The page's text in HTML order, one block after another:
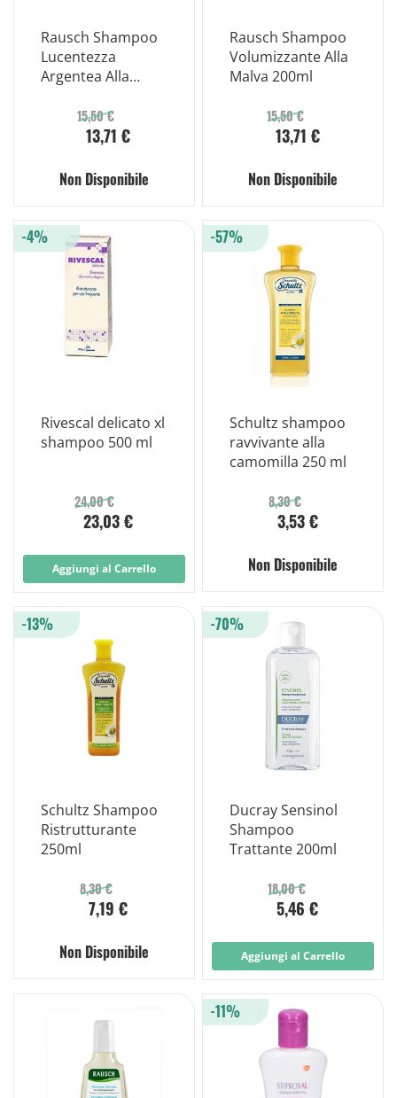
Rausch Shampoo
Lucentezza
Argentea Alla
15,50 €
13,71 €
Non Disponibile
Rausch Shampoo
Volumizzante Alla
Malva 200ml
15,50 €
13,71 €
Non Disponibile
Rivescal delicato xl
shampoo 500 ml
24,00 €
23,03 €
-4%
Aggiungi al Carrello
Schultz shampoo
ravvivante alla
camomilla 250 ml
8,30 €
3,53 €
-57%
Non Disponibile
Schultz Shampoo
Ristrutturante
250ml
8,30 €
7,19 €
-13%
Non Disponibile
Ducray Sensinol
Shampoo
Trattante 200ml
18,00 €
5,46 €
-70%
Aggiungi al Carrello
-11%